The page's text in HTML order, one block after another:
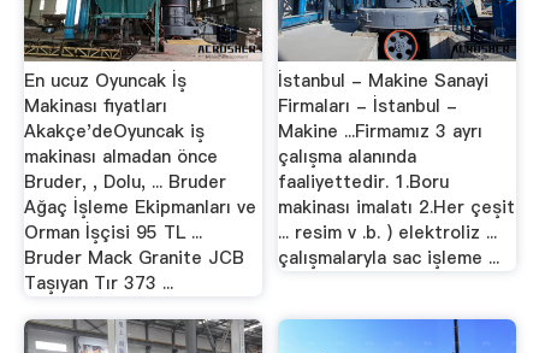
En ucuz Oyuncak İş
Makinası fiyatları
Akakçe'deOyuncak iş
makinası almadan önce
Bruder, , Dolu, ... Bruder
Ağaç İşleme Ekipmanları ve
Orman İşçisi 95 TL ...
Bruder Mack Granite JCB
Taşıyan Tır 373 ...
İstanbul - Makine Sanayi
Firmaları - İstanbul -
Makine ...Firmamız 3 ayrı
çalışma alanında
faaliyettedir. 1.Boru
makinası imalatı 2.Her çeşit
... resim v .b. ) elektroliz ...
çalışmalaryla sac işleme ...